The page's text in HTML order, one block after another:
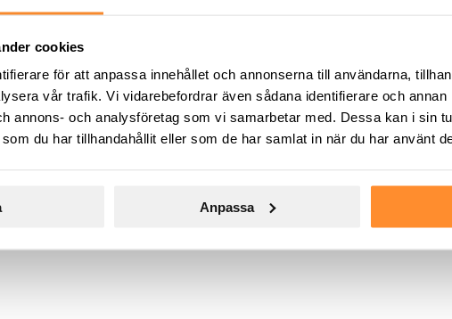
cookies
för att anpassa innehållet och annonserna till användarna,
vår trafik. Vi vidarebefordrar även sådana identifierare och annan
annons- och analysföretag som vi samarbetar med. Dessa kan i sin
du har tillhandahållit eller som de har samlat in när du har använt
Anpassa
Jan-Jun 2027